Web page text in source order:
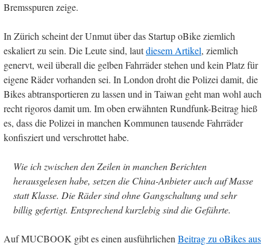
Bremsspuren zeige.
In Zürich scheint der Unmut über das Startup oBike ziemlich
eskaliert zu sein. Die Leute sind, lautdiesem Artikel, ziemlich
genervt, weil überall die gelben Fahrräder stehen und kein Platz für
eigene Räder vorhanden sei. In London droht die Polizei damit, die
Bikes abtransportieren zu lassen und in Taiwan geht man wohl auch
recht rigoros damit um. Im oben erwähnten Rundfunk-Beitrag hieß
es, dass die Polizei in manchen Kommunen tausende Fahrräder
konfisziert und verschrottet habe.
Wie ich zwischen den Zeilen in manchen Berichten
herausgelesen habe, setzen die China-Anbieter auch auf Masse
statt Klasse. Die Räder sind ohne Gangschaltung und sehr
billig gefertigt. Entsprechend kurzlebig sind die Gefährte.
Auf MUCBOOK gibt es einen ausführlichenBeitrag zu oBikes aus